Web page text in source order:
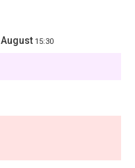
August 15:30